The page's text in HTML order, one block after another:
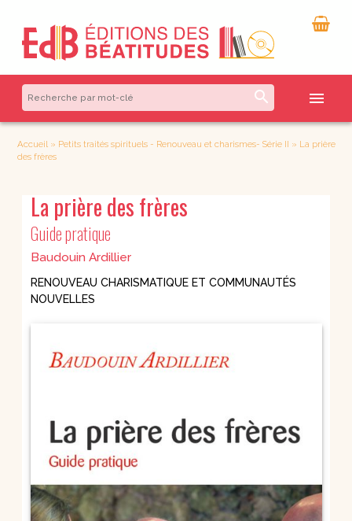
search menu
Accueil» Petits traités spirituels - Renouveau et charismes- Série II » La prière
des frères
La prière des frères
Guide pratique
Baudouin Ardillier
RENOUVEAU CHARISMATIQUE ET COMMUNAUTÉS
NOUVELLES